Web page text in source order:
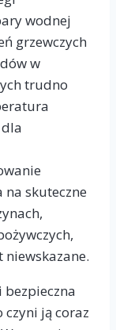
wodnej
grzewczych
w
trudno
na skuteczne
bezpieczna
ją coraz